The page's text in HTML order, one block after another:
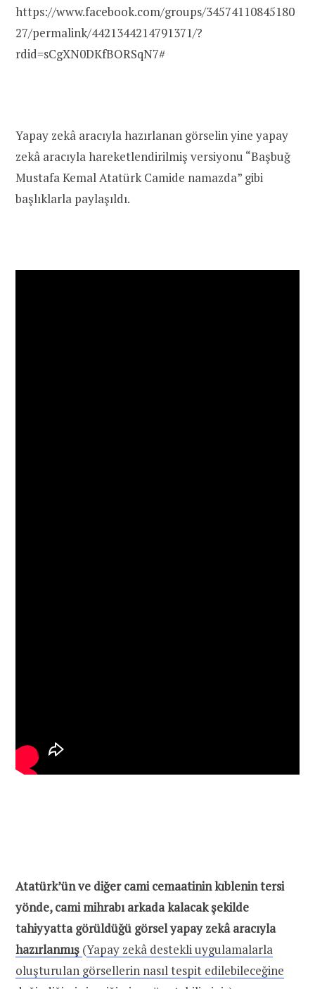
https://www.facebook.com/groups/34574110845180
27/permalink/4421344214791371/?
rdid=sCgXN0DKfBORSqN7#
Yapay zekâ aracıyla hazırlanan görselin yine yapay
zekâ aracıyla hareketlendirilmiş versiyonu “Başbuğ
Mustafa Kemal Atatürk Camide namazda” gibi
başlıklarla paylaşıldı.
Atatürk’ün ve diğer cami cemaatinin kıblenin tersi
yönde, cami mihrabı arkada kalacak şekilde
tahiyyatta görüldüğü görsel yapay zekâ aracıyla
hazırlanmış (Yapay zekâ destekli uygulamalarla
oluşturulan görsellerin nasıl tespit edilebileceğine